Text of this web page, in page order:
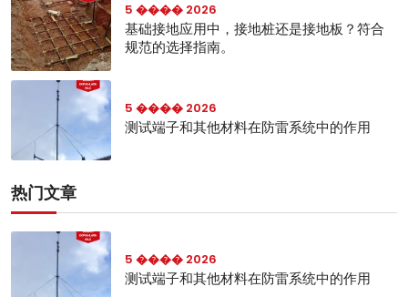
5 ���� 2026
基础接地应用中，接地桩还是接地板？符合
规范的选择指南。
5 ���� 2026
测试端子和其他材料在防雷系统中的作用
热门文章
5 ���� 2026
测试端子和其他材料在防雷系统中的作用